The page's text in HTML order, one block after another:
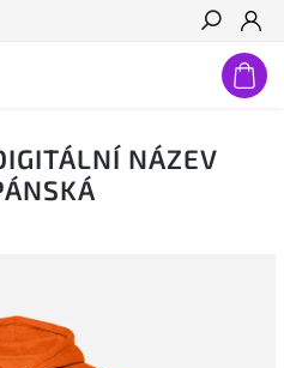
Hledat
NÁZEV